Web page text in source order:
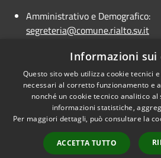
Amministrativo e Demografico:
segreteria@comune.rialto.sv.it
Ufficio Tecnico:
comune.rialto@legalmail.it
Centralino Unico:01965114
CONTATTI D.P.O.
Informazioni sui
Questo sito web utilizza cookie tecnici
necessari al corretto funzionamento e
nonché un cookie tecnico analitico
informazioni statistiche,
Per maggiori dettagli, può consultare la
ACCETTA TUTTO